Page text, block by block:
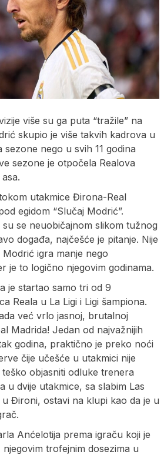
više su ga puta “tražile” na
skupio je više takvih kadrova u
nego u svih 11 godina
sezone je otpočela Realova
utakmice Đirona-Real
egidom “Slučaj Modrić”.
se neuobičajnom slikom tužnog
događa, najčešće je pitanje. Nije
igra manje nego
je to logično njegovim godinama.
je startao samo tri od 9
Reala u La Ligi i Ligi šampiona.
već vrlo jasnoj, brutalnoj
Madrida! Jedan od najvažnijih
godina, praktično je preko noći
čije učešće u utakmici nije
objasniti odluke trenera
u dvije utakmice, sa slabim Las
Đironi, ostavi na klupi kao da je u
Anćelotija prema igraču koji je
trofejnim dosezima u